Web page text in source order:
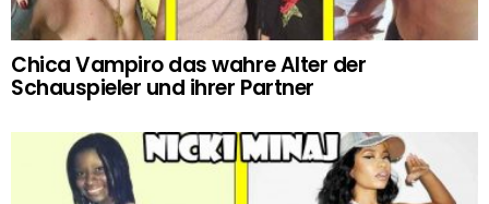
Chica Vampiro das wahre Alter der
Schauspieler und ihrer Partner